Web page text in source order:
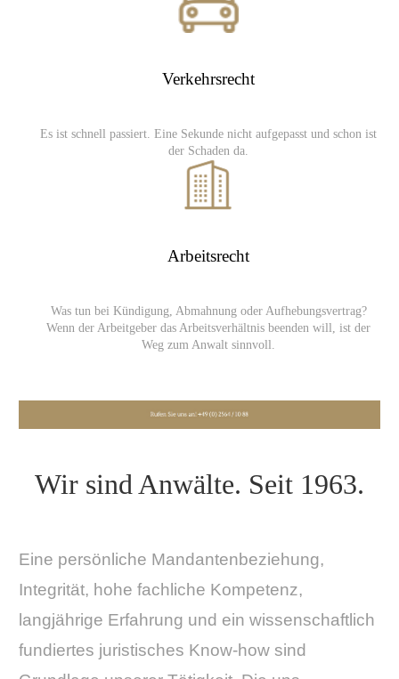
Verkehrsrecht
Es ist schnell passiert. Eine Sekunde nicht aufgepasst und schon ist
der Schaden da.
Arbeitsrecht
Was tun bei Kündigung, Abmahnung oder Aufhebungsvertrag?
Wenn der Arbeitgeber das Arbeitsverhältnis beenden will, ist der
Weg zum Anwalt sinnvoll.
Wir sind Anwälte. Seit 1963.
Eine persönliche Mandantenbeziehung,
Integrität, hohe fachliche Kompetenz,
langjährige Erfahrung und ein wissenschaftlich
fundiertes juristisches Know-how sind